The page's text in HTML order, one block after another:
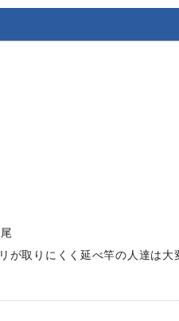
が取りにくく延べ竿の人達は大